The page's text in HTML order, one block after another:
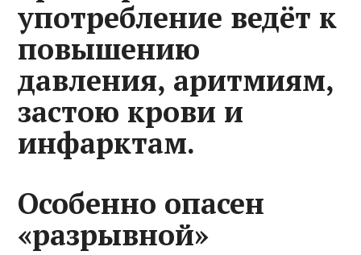
употребление ведёт к
повышению
давления, аритмиям,
застою крови и
инфарктам.
Особенно опасен
«разрывной»